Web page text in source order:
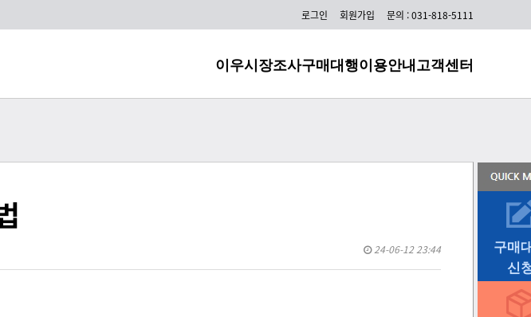
html 배송대행 주문등록방법
로그인 회원가입 문의 : 031-818-5111
이우시장조사구매대행이용안내고객센터
24-06-12 23:44
구매
신